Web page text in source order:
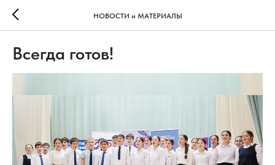
НОВОСТИ и МАТЕРИАЛЫ
Всегда готов!